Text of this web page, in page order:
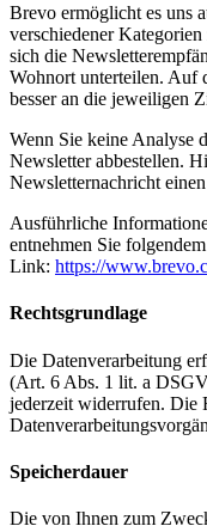
Brevo ermöglicht es uns
verschiedener
sich die
Wohnort unterteilen. Auf
besser an die jeweiligen
Wenn Sie keine Analyse
Newsletter abbestellen.
Newsletternachricht
Ausführliche
entnehmen Sie folgendem
Link: https://
Rechtsgrundlage
Die Datenverarbeitung
(Art. 6 Abs. 1 lit. a
jederzeit widerrufen. Die
Speicherdauer
Die von Ihnen zum